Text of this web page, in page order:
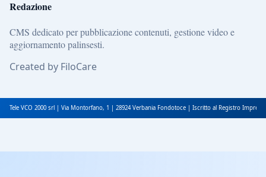
Redazione
CMS dedicato per pubblicazione contenuti, gestione video e
aggiornamento palinsesti.
Created by FiloCare
Tele VCO 2000 srl | Via Montorfano, 1 | 28924 Verbania Fondotoce | Iscritto al Registro Imprese